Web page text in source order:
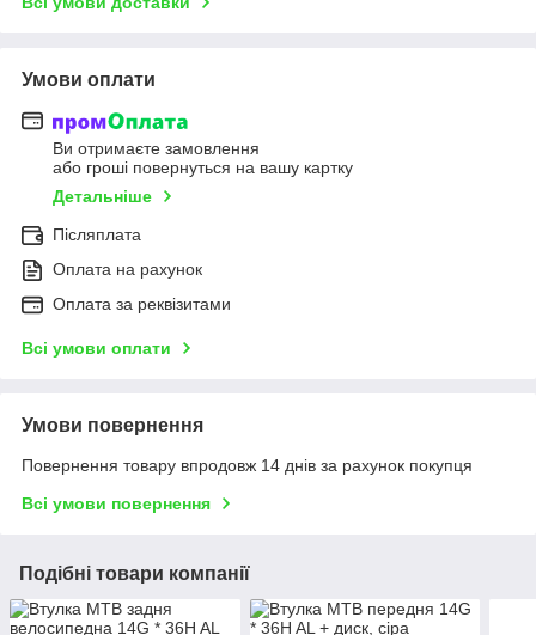
Умови оплати
Ви отримаєте замовлення
або гроші повернуться на вашу картку
Детальніше
Післяплата
Оплата на рахунок
Оплата за реквізитами
Всі умови оплати
Умови повернення
Повернення товару впродовж 14 днів за рахунок покупця
Всі умови повернення
Подібні товари компанії